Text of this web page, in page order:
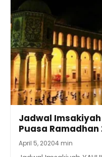
Jadwal Imsakiyah
Puasa Ramadhan
April 5, 20204 min